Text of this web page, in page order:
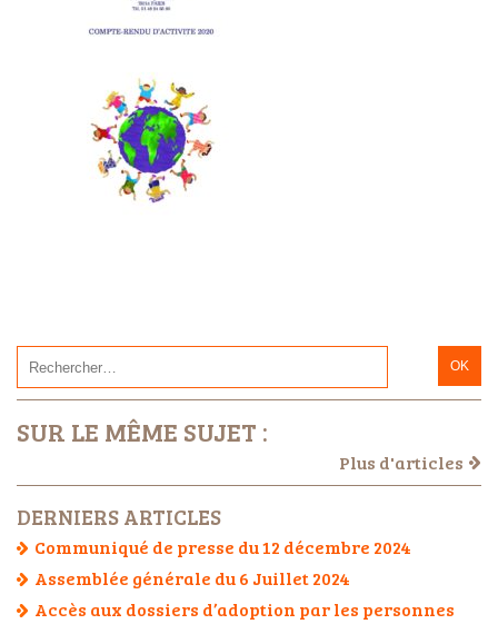
SUR LE MÊME SUJET :
Plus d'articles
DERNIERS ARTICLES
Communiqué de presse du 12 décembre 2024
Assemblée générale du 6 Juillet 2024
Accès aux dossiers d’adoption par les personnes